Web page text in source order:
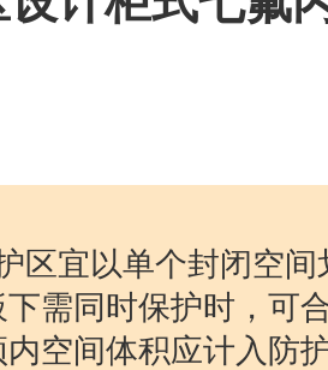
区宜以单个封闭空
下需同时保护时，可
空间体积应计入防